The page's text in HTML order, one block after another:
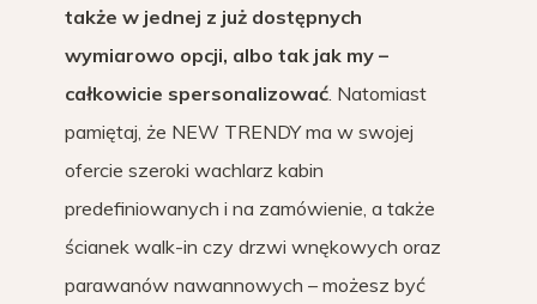
także w jednej z już dostępnych
wymiarowo opcji, albo tak jak my –
całkowicie spersonalizować. Natomiast
pamiętaj, że NEW TRENDY ma w swojej
ofercie szeroki wachlarz kabin
predefiniowanych i na zamówienie, a także
ścianek walk-in czy drzwi wnękowych oraz
parawanów nawannowych – możesz być